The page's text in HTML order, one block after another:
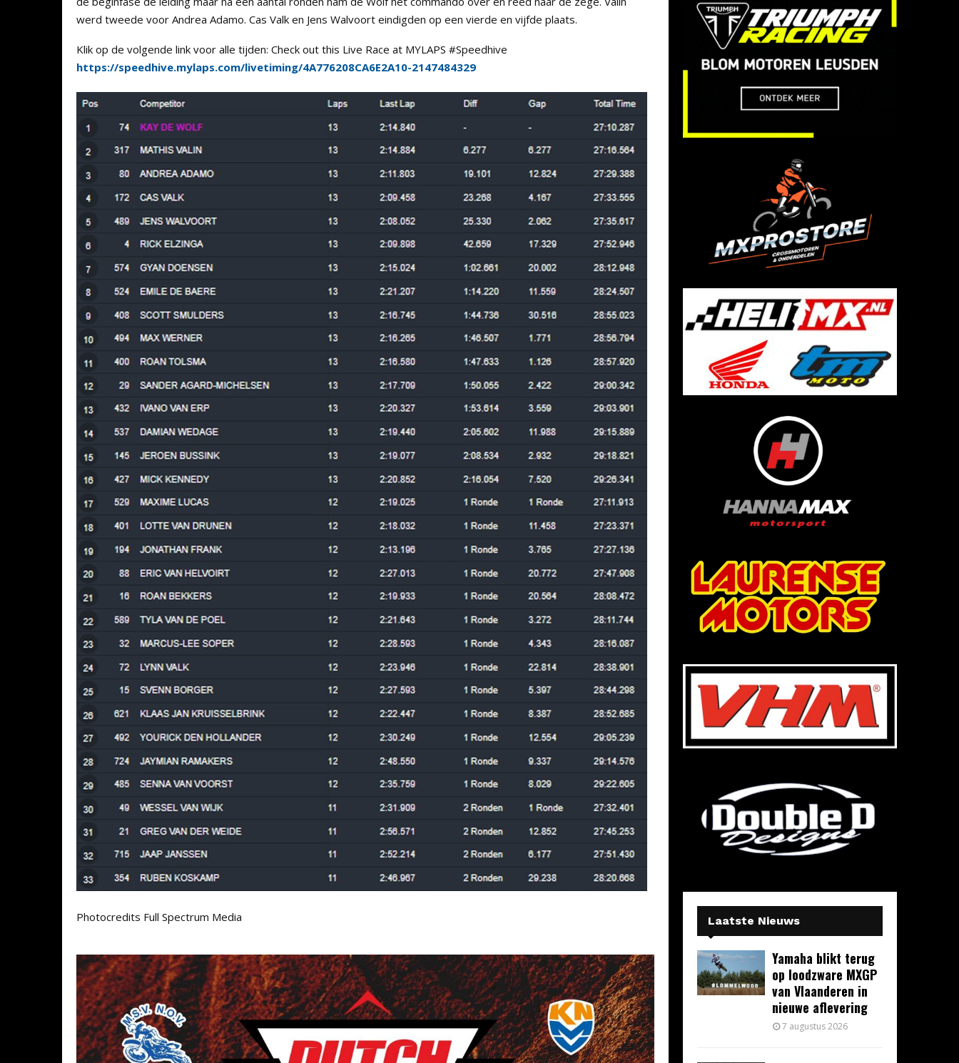
werd tweede voor Andrea Adamo. Cas Valk en Jens Walvoort eindigden op een vierde en vijfde plaats.
Klik op de volgende link voor alle tijden: Check out this Live Race at MYLAPS #Speedhive
https://speedhive.mylaps.com/livetiming/4A776208CA6E2A10-2147484329
Photocredits Full Spectrum Media Laatste Nieuws
Yamaha blikt terug
op loodzware MXGP
van Vlaanderen in
nieuwe aflevering
7 augustus 2026